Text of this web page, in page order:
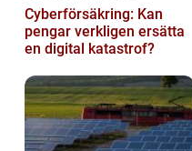
Cyberförsäkring: Kan
pengar verkligen ersätta
en digital katastrof?